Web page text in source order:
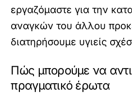
εργαζόμαστε για την
αναγκών του άλλου
διατηρήσουμε υγιείς
Πώς μπορούμε να
πραγματικό έρωτα